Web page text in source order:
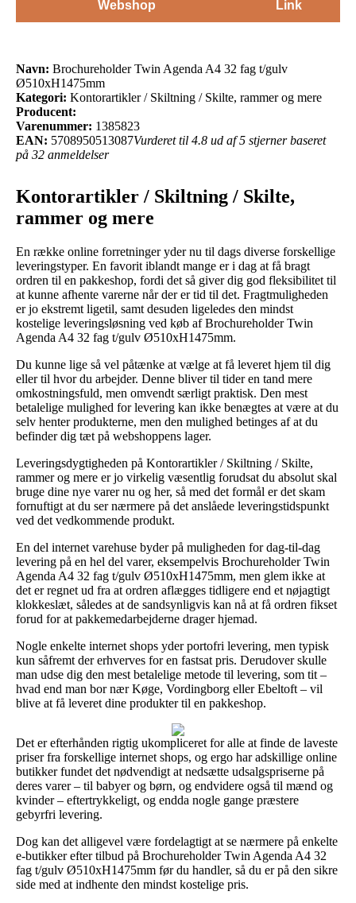
Webshop
Link
Navn: Brochureholder Twin Agenda A4 32 fag t/gulv
Ø510xH1475mm
Kategori: Kontorartikler / Skiltning / Skilte, rammer og mere
Producent:
Varenummer: 1385823
EAN: 5708950513087Vurderet til 4.8 ud af 5 stjerner baseret
på 32 anmeldelser
Kontorartikler / Skiltning / Skilte,
rammer og mere
En række online forretninger yder nu til dags diverse forskellige
leveringstyper. En favorit iblandt mange er i dag at få bragt
ordren til en pakkeshop, fordi det så giver dig god fleksibilitet til
at kunne afhente varerne når der er tid til det. Fragtmuligheden
er jo ekstremt ligetil, samt desuden ligeledes den mindst
kostelige leveringsløsning ved køb af Brochureholder Twin
Agenda A4 32 fag t/gulv Ø510xH1475mm.
Du kunne lige så vel påtænke at vælge at få leveret hjem til dig
eller til hvor du arbejder. Denne bliver til tider en tand mere
omkostningsfuld, men omvendt særligt praktisk. Den mest
betalelige mulighed for levering kan ikke benægtes at være at du
selv henter produkterne, men den mulighed betinges af at du
befinder dig tæt på webshoppens lager.
Leveringsdygtigheden på Kontorartikler / Skiltning / Skilte,
rammer og mere er jo virkelig væsentlig forudsat du absolut skal
bruge dine nye varer nu og her, så med det formål er det skam
fornuftigt at du ser nærmere på det anslåede leveringstidspunkt
ved det vedkommende produkt.
En del internet varehuse byder på muligheden for dag-til-dag
levering på en hel del varer, eksempelvis Brochureholder Twin
Agenda A4 32 fag t/gulv Ø510xH1475mm, men glem ikke at
det er regnet ud fra at ordren aflægges tidligere end et nøjagtigt
klokkeslæt, således at de sandsynligvis kan nå at få ordren fikset
forud for at pakkemedarbejderne drager hjemad.
Nogle enkelte internet shops yder portofri levering, men typisk
kun såfremt der erhverves for en fastsat pris. Derudover skulle
man udse dig den mest betalelige metode til levering, som tit –
hvad end man bor nær Køge, Vordingborg eller Ebeltoft – vil
blive at få leveret dine produkter til en pakkeshop.
Det er efterhånden rigtig ukompliceret for alle at finde de laveste
priser fra forskellige internet shops, og ergo har adskillige online
butikker fundet det nødvendigt at nedsætte udsalgspriserne på
deres varer – til babyer og børn, og endvidere også til mænd og
kvinder – eftertrykkeligt, og endda nogle gange præstere
gebyrfri levering.
Dog kan det alligevel være fordelagtigt at se nærmere på enkelte
e-butikker efter tilbud på Brochureholder Twin Agenda A4 32
fag t/gulv Ø510xH1475mm før du handler, så du er på den sikre
side med at indhente den mindst kostelige pris.